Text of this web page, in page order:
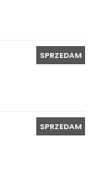
SPRZEDAM
SPRZEDAM